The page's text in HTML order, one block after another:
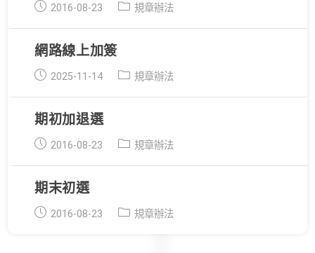
Post
2016-08-23 Post
規章辦法
網路線上加簽
Post
2025-11-14Post
規章辦法
期初加退選
Post
2016-08-23 Post
規章辦法
期末初選
Post
2016-08-23 Post
規章辦法